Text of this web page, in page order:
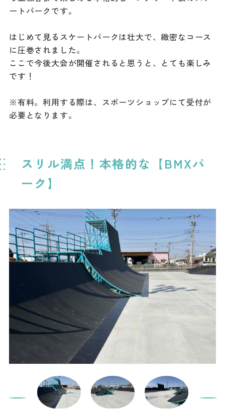
ートパークです。
はじめて見るスケートパークは壮大で、緻密なコース
に圧巻されました。
ここで今後大会が開催されると思うと、とても楽しみ
です！
※有料。利用する際は、スポーツショップにて受付が
必要となります。
スリル満点！本格的な【BMXパ
ーク】